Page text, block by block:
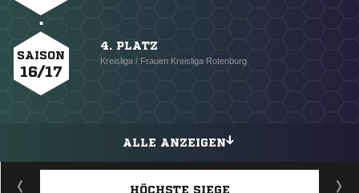
SAISON
16/17
4. PLATZ
Kreisliga / Frauen Kreisliga Rotenburg
ALLE ANZEIGEN
HÖCHSTE SIEGE